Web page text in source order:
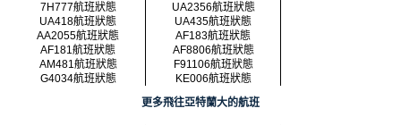
7H777航班狀態
UA2356航班狀態
UA418航班狀態
UA435航班狀態
AA2055航班狀態
AF183航班狀態
AF181航班狀態
AF8806航班狀態
AM481航班狀態
F91106航班狀態
G4034航班狀態
KE006航班狀態
更多飛往亞特蘭大的航班